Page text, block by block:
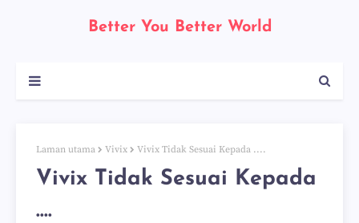
Better You Better World
Laman utama Vivix Vivix Tidak Sesuai Kepada ....
Vivix Tidak Sesuai Kepada
....